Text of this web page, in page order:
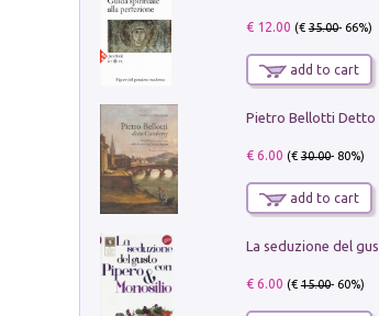
€ 12.00 (€35.00- 66%)
add to cart
€ 6.00 (€30.00- 80%)
add to cart
€ 6.00 (€15.00- 60%)